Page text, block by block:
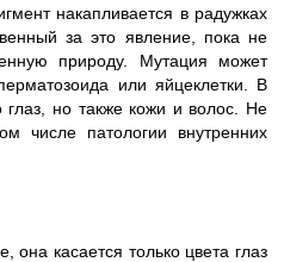
накапливается в радужках
за это явление, пока не
природу. Мутация может
или яйцеклетки. В
глаз, но также кожи и волос. Не
числе патологии внутренних
касается только цвета глаз